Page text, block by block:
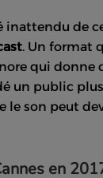
inattendu de
. Un format
qui donne
un public
le son peut
en